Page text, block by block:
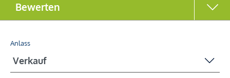
Anlass
Bewerten